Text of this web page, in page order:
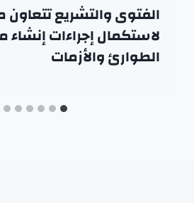
الفتوى والتشريع
لاستكمال إجراءات إنشاء
الطوارئ والأزمات